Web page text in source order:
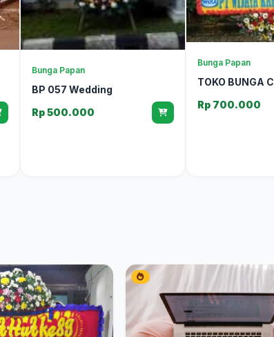
Bunga Papan
BP 057 Wedding
Rp 500.000
Bunga Papan
TOKO BUNGA
Rp 700.000